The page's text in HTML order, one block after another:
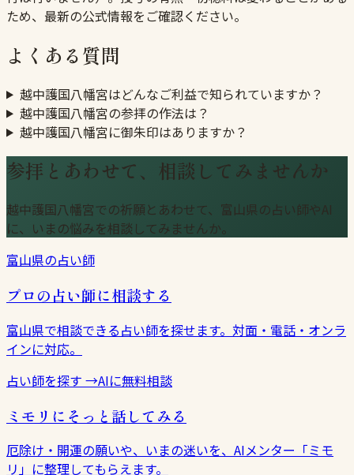
ため、最新の公式情報をご確認ください。
よくある質問
越中護国八幡宮はどんなご利益で知られていますか？
越中護国八幡宮の参拝の作法は？
越中護国八幡宮に御朱印はありますか？
参拝とあわせて、相談してみませんか
越中護国八幡宮での祈願とあわせて、富山県の占い師やAI
に、いまの悩みを相談してみませんか。
富山県の占い師
プロの占い師に相談する
富山県で相談できる占い師を探せます。対面・電話・オンラ
インに対応。
占い師を探す →AIに無料相談
ミモリにそっと話してみる
厄除け・開運の願いや、いまの迷いを、AIメンター「ミモ
リ」に整理してもらえます。